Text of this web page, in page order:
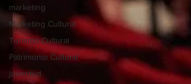
marketing
Marketing Cultural
Turismo Cultural
Patrimonio Cultural
juventud